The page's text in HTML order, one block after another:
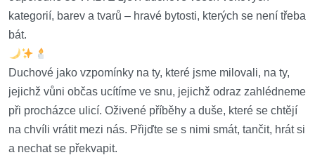
kategorií, barev a tvarů – hravé bytosti, kterých se není třeba
bát.
Duchové jako vzpomínky na ty, které jsme milovali, na ty,
jejichž vůni občas ucítíme ve snu, jejichž odraz zahlédneme
při procházce ulicí. Oživené příběhy a duše, které se chtějí
na chvíli vrátit mezi nás. Přijďte se s nimi smát, tančit, hrát si
a nechat se překvapit.